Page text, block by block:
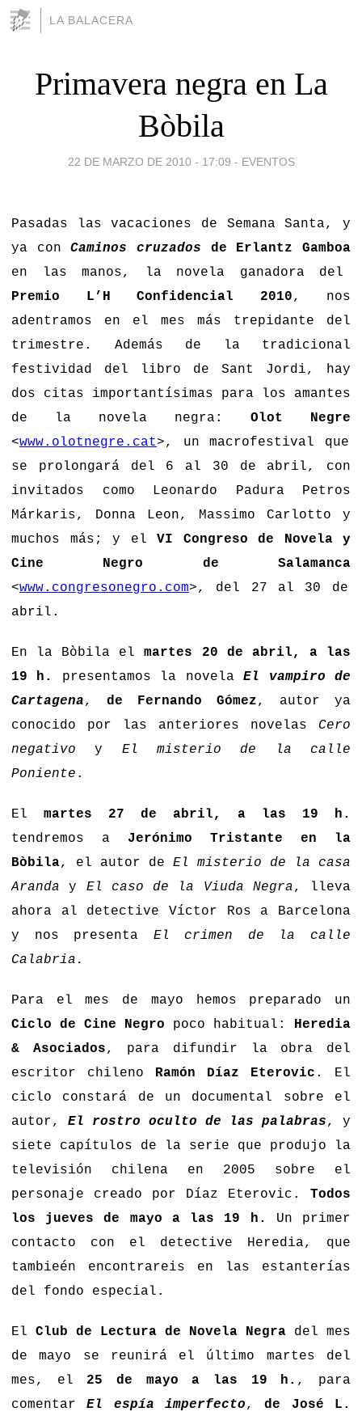
LA BALACERA
Primavera negra en La
Bòbila
22 DE MARZO DE 2010 - 17:09 - EVENTOS
Pasadas las vacaciones de Semana Santa, y
ya conCaminos cruzados de Erlantz Gamboa
en las manos, la novela ganadora del
Premio L’H Confidencial 2010, nos
adentramos en el mes más trepidante del
trimestre. Además de la tradicional
festividad del libro de Sant Jordi, hay
dos citas importantísimas para los amantes
de la novela negra: Olot Negre
<www.olotnegre.cat>, un macrofestival que
se prolongará del 6 al 30 de abril, con
invitados como Leonardo Padura Petros
Márkaris, Donna Leon, Massimo Carlotto y
muchos más; y el VI Congreso de Novela y
Cine Negro de Salamanca
<www.congresonegro.com>, del 27 al 30 de
abril.
En la Bòbila elmartes 20 de abril, a las
19 h.
presentamos la novelaEl vampiro de
Cartagena, de Fernando Gómez, autor ya
conocido por las anteriores novelas Cero
negativo y El misterio de la calle
Poniente .
El martes 27 de abril, a las 19 h.
tendremos a Jerónimo Tristante en la
Bòbila, el autor de El misterio de la casa
Aranda y El caso de la Viuda Negra, lleva
ahora al detective Víctor Ros a Barcelona
y nos presenta El crimen de la calle
Calabria.
Para el mes de mayo hemos preparado un
Ciclo de Cine Negro poco habitual: Heredia
& Asociados, para difundir la obra del
escritor chileno Ramón Díaz Eterovic . El
ciclo constará de un documental sobre el
autor, El rostro oculto de las palabras, y
siete capítulos de la serie que produjo la
televisión chilena en 2005 sobre el
personaje creado por Díaz Eterovic. Todos
los jueves de mayo a las 19 h.
Un primer
contacto con el detective Heredia, que
tambieén encontrareis en las estanterías
del fondo especial.
El Club de Lectura de Novela Negra del mes
de mayo se reunirá el último martes del
mes, el 25 de mayo a las 19 h. , para
comentarEl espía imperfecto,de José L.